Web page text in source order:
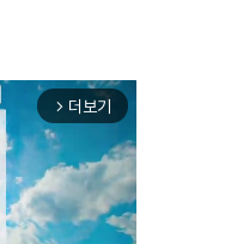
arrow_forward_ios 더보기